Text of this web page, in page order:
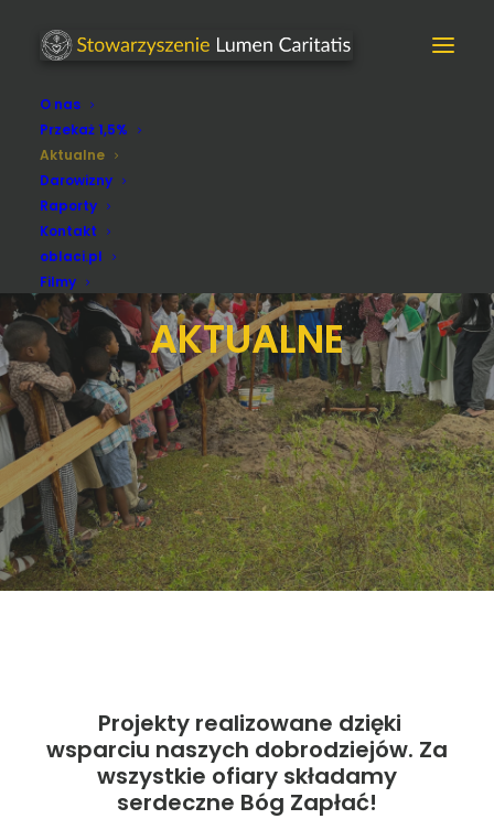
O nas
Przekaż 1,5%
Aktualne
Darowizny
Raporty
Kontakt
oblaci.pl
Filmy
AKTUALNE
Projekty realizowane dzięki
wsparciu naszych dobrodziejów. Za
wszystkie ofiary składamy
serdeczne Bóg Zapłać!